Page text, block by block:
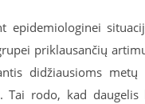
epidemiologinei
priklausančių
didžiausioms
rodo, kad